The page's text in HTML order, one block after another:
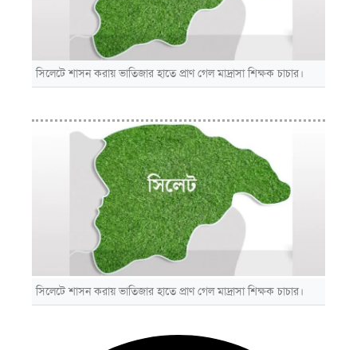
সিলেটে শাসন করায় ভাতিজার হাতে প্রাণ গেল মাদ্রাসা শিক্ষক চাচার।
সিলেটে শাসন করায় ভাতিজার হাতে প্রাণ গেল মাদ্রাসা শিক্ষক চাচার।